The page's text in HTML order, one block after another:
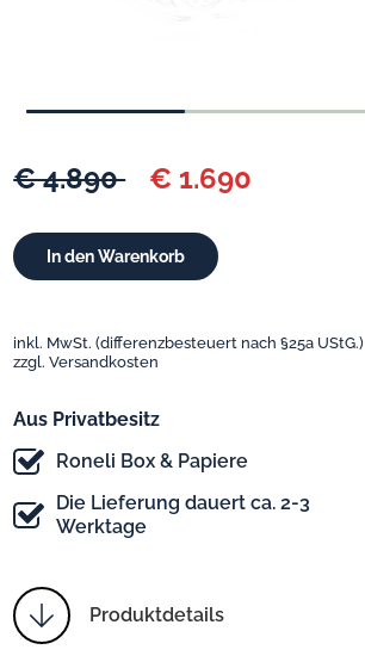
€ 4.890 € 1.690
inkl. MwSt. (differenzbesteuert nach §25a UStG.)
zzgl. Versandkosten
Aus Privatbesitz
Roneli Box & Papiere
Die Lieferung dauert ca. 2-3
Werktage
Produktdetails